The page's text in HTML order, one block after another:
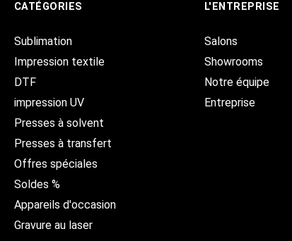
CATÉGORIES
Sublimation
Impression textile
DTF
impression UV
Presses à solvent
Presses à transfert
Offres spéciales
Soldes %
Appareils d'occasion
Gravure au laser
L'ENTREPRISE
Salons
Showrooms
Notre équipe
Entreprise